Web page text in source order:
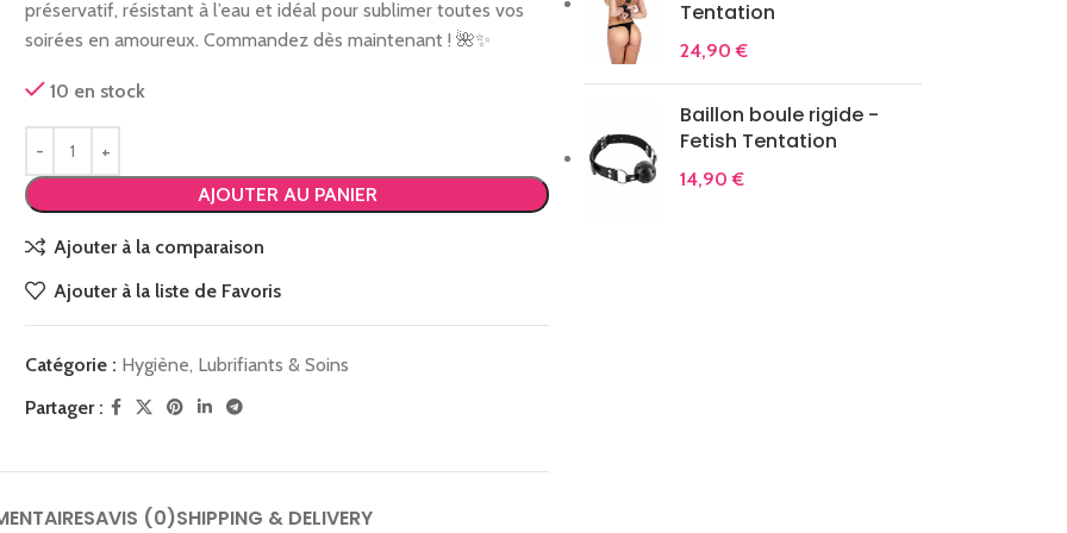
préservatif, résistant à l’eau et idéal pour sublimer toutes vos
soirées en amoureux. Commandez dès maintenant ! 🌺✨
10 en stock
AJOUTER AU PANIER
Ajouter à la comparaison
Ajouter à la liste de Favoris
Catégorie : Hygiène, Lubrifiants & Soins
Partager :
AVIS (0)SHIPPING & DELIVERY
Tentation
24,90€
Baillon boule rigide -
Fetish Tentation
14,90€